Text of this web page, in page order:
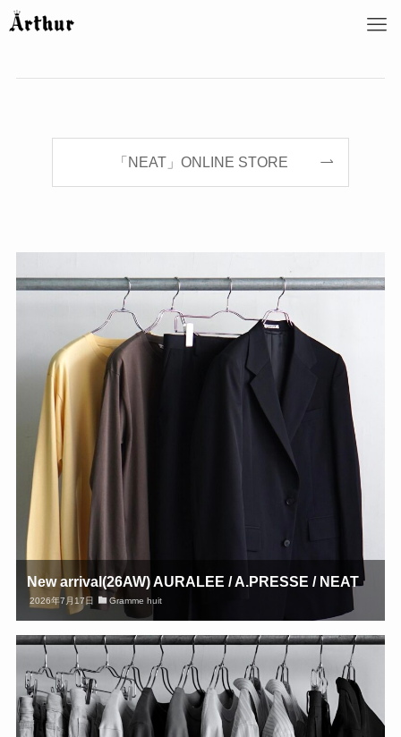
「NEAT」ONLINE STORE
New arrival(26AW) AURALEE / A.PRESSE / NEAT
2026年7月17日 Gramme huit